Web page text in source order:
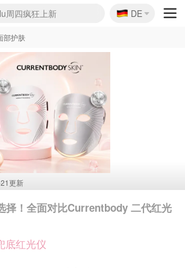
夏促开抢！
周四疯狂上新
！&OtherStories大促
相75折 随时失效
独家85折
！Camper额外叠85折
莱闪促！每日更新
季囤！5折起+叠9折
仅€192
🇩🇪
DE
部护肤
更新
择！全面对比Currentbody 二代红光
底红光仪